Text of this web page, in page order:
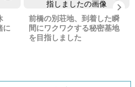
に
前橋の別荘地、到着した瞬
間にワクワクする秘密基地
を目指しました